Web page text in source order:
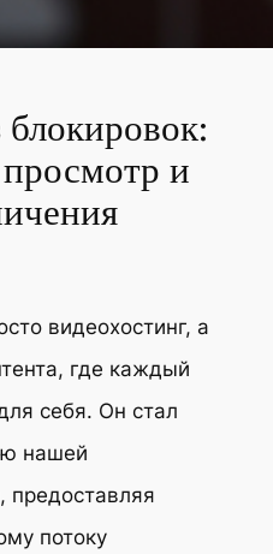
и
видеохостинг, а
где каждый
себя. Он стал
нашей
предоставляя
потоку